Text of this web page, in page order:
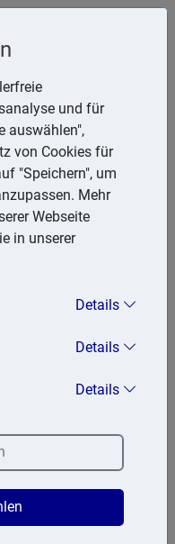
zu verwenden
der Bund der
Kindergeld für den
gab Name, Anschrift
der Familienkasse als
bei der zuständigen
und für
auswählen",
von Cookies für
"Speichern", um
Mehr
Webseite
in unserer
Details
Details
Details